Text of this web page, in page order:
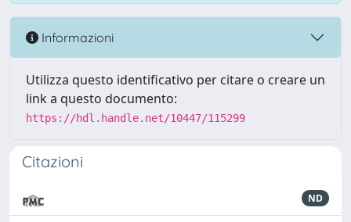
Informazioni
Utilizza questo identificativo per citare o creare un
link a questo documento:
https://hdl.handle.net/10447/115299
Citazioni
ND